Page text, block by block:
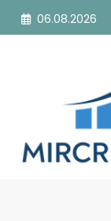
Перейти
06.08.2026